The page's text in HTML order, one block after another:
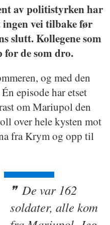
av politistyrken har
vei tilbake før
slutt. Kollegene som
de som dro.
og med den
episode har etset
om Mariupol den
over hele kysten mot
fra Krym og opp til
De var 162
soldater, alle kom